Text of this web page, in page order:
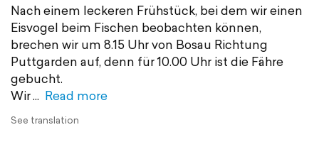
Nach einem leckeren Frühstück, bei dem wir einen
Eisvogel beim Fischen beobachten können,
brechen wir um 8.15 Uhr von Bosau Richtung
Puttgarden auf, denn für 10.00 Uhr ist die Fähre
gebucht.
Wir
Read more
See translation